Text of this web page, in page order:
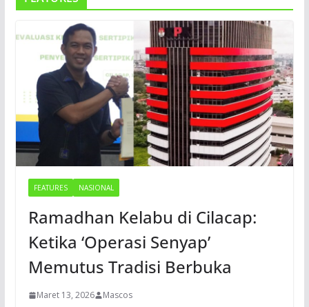
FEATURES NASIONAL
Ramadhan Kelabu di Cilacap:
Ketika ‘Operasi Senyap’
Memutus Tradisi Berbuka
Maret 13, 2026 Mascos